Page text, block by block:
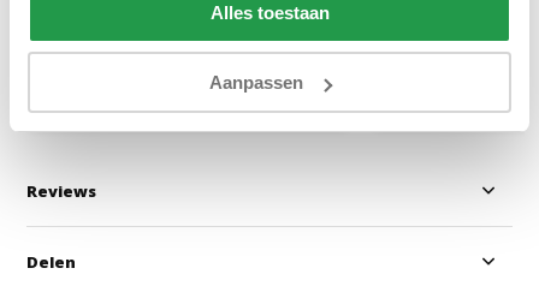
Alles toestaan
Aanpassen
Reviews
Delen